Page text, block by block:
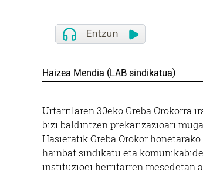
Haizea Mendia (LAB sindikatua)
Urtarrilaren 30eko Greba Orokorra
bizi baldintzen prekarizazioari
Hasieratik Greba Orokor
hainbat sindikatu eta
instituzioei herritarren mesedetan